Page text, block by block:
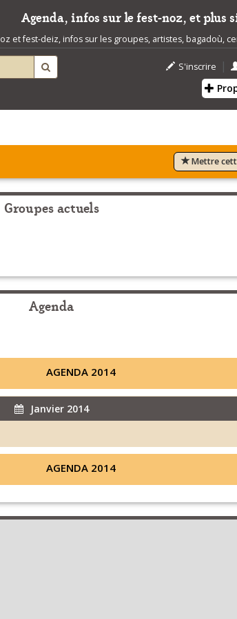
Agenda, infos sur le fest-noz, et plus
et fest-deiz, infos sur les groupes, artistes, bagadoù,
S'inscrire |
Mettre
Groupes actuels
Agenda
AGENDA 2014
Janvier 2014
AGENDA 2014